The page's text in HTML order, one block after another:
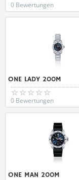
0 Bewertungen
ONE LADY 200M
0 Bewertungen
ONE MAN 200M